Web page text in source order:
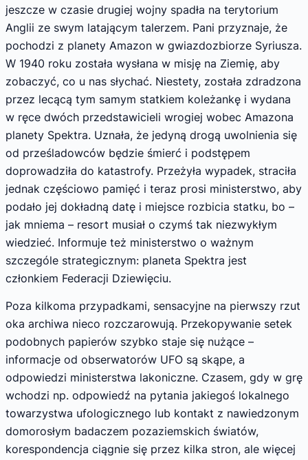
jeszcze w czasie drugiej wojny spadła na terytorium
Anglii ze swym latającym talerzem. Pani przyznaje, że
pochodzi z planety Amazon w gwiazdozbiorze Syriusza.
W 1940 roku została wysłana w misję na Ziemię, aby
zobaczyć, co u nas słychać. Niestety, została zdradzona
przez lecącą tym samym statkiem koleżankę i wydana
w ręce dwóch przedstawicieli wrogiej wobec Amazona
planety Spektra. Uznała, że jedyną drogą uwolnienia się
od prześladowców będzie śmierć i podstępem
doprowadziła do katastrofy. Przeżyła wypadek, straciła
jednak częściowo pamięć i teraz prosi ministerstwo, aby
podało jej dokładną datę i miejsce rozbicia statku, bo –
jak mniema – resort musiał o czymś tak niezwykłym
wiedzieć. Informuje też ministerstwo o ważnym
szczególe strategicznym: planeta Spektra jest
członkiem Federacji Dziewięciu.
Poza kilkoma przypadkami, sensacyjne na pierwszy rzut
oka archiwa nieco rozczarowują. Przekopywanie setek
podobnych papierów szybko staje się nużące –
informacje od obserwatorów UFO są skąpe, a
odpowiedzi ministerstwa lakoniczne. Czasem, gdy w grę
wchodzi np. odpowiedź na pytania jakiegoś lokalnego
towarzystwa ufologicznego lub kontakt z nawiedzonym
domorosłym badaczem pozaziemskich światów,
korespondencja ciągnie się przez kilka stron, ale więcej